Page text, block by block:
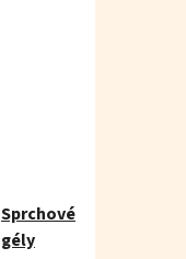
Sprchové
gély